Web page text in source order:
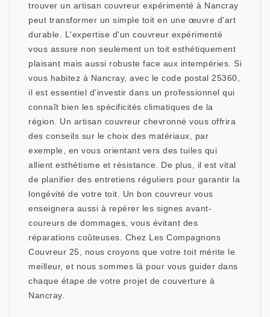
trouver un artisan couvreur expérimenté à Nancray
peut transformer un simple toit en une œuvre d'art
durable. L'expertise d'un couvreur expérimenté
vous assure non seulement un toit esthétiquement
plaisant mais aussi robuste face aux intempéries. Si
vous habitez à Nancray, avec le code postal 25360,
il est essentiel d'investir dans un professionnel qui
connaît bien les spécificités climatiques de la
région. Un artisan couvreur chevronné vous offrira
des conseils sur le choix des matériaux, par
exemple, en vous orientant vers des tuiles qui
allient esthétisme et résistance. De plus, il est vital
de planifier des entretiens réguliers pour garantir la
longévité de votre toit. Un bon couvreur vous
enseignera aussi à repérer les signes avant-
coureurs de dommages, vous évitant des
réparations coûteuses. Chez Les Compagnons
Couvreur 25, nous croyons que votre toit mérite le
meilleur, et nous sommes là pour vous guider dans
chaque étape de votre projet de couverture à
Nancray.